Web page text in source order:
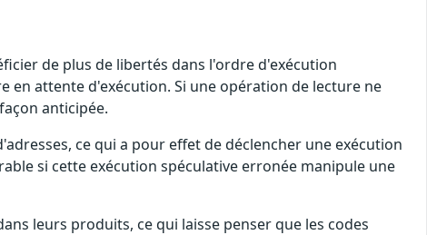
de plus de libertés dans l'ordre d'exécution
en attente d'exécution. Si une opération de lecture ne
anticipée.
ce qui a pour effet de déclencher une exécution
si cette exécution spéculative erronée manipule une
leurs produits, ce qui laisse penser que les codes